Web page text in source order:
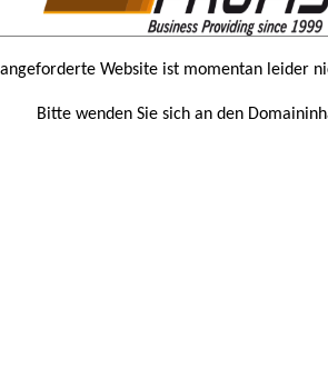
Website ist momentan leider
Bitte wenden Sie sich an den